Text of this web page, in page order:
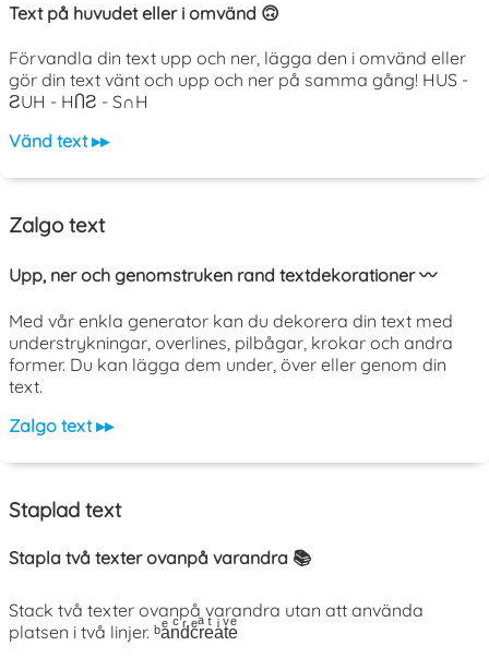
Text på huvudet eller i omvänd 🙃
Förvandla din text upp och ner, lägga den i omvänd eller
gör din text vänt och upp och ner på samma gång! HUS -
ƧUH - HႶƧ - S∩H
Vänd text ▸▸
Zalgo text
Upp, ner och genomstruken rand textdekorationer 〰️
Med vår enkla generator kan du dekorera din text med
understrykningar, overlines, pilbågar, krokar och andra
former. Du kan lägga dem under, över eller genom din
text.
Zalgo text ▸▸
Staplad text
Stapla två texter ovanpå varandra 📚
Stack två texter ovanpå varandra utan att använda
platsen i två linjer. ᵇaͤnͨdͬcͤrͣeͭaͥtͮeͤ